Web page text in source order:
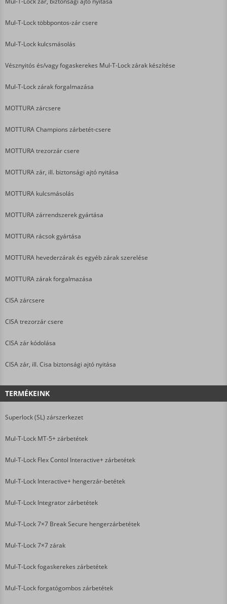
Mul-T-Lock többpontos-zár csere
Mul-T-Lock kulcsmásolás
Vésznyitós és/vagy fogaskerekes Mul-T-Lock zárak készítése
Mul-T-Lock zárak forgalmazása
MOTTURA zárcsere
MOTTURA Champions zárbetét-csere
MOTTURA trezorzár csere
MOTTURA zár, ill. biztonsági ajtó nyitása
MOTTURA kulcsmásolás
MOTTURA zárrendszerek gyártása
MOTTURA rácsok gyártása
MOTTURA hevederzárak és egyéb zárak szerelése
MOTTURA zárak forgalmazása
CISA zárcsere
CISA trezorzár csere
CISA zár kódolása
CISA zár, ill. Cisa biztonsági ajtó nyitása
TERMÉKEINK
Superlock (SL) zárszerkezet
Mul-T-Lock MT-5+ zárbetétek
Mul-T-Lock Flex Contol Interactive+ zárbetétek
Mul-T-Lock Interactive+ hengerzár-betétek
Mul-T-Lock Integrator zárbetétek
Mul-T-Lock 7×7 Break Secure hengerzárbetétek
Mul-T-Lock 7×7 zárak
Mul-T-Lock fogaskerekes zárbetétek
Mul-T-Lock forgatógombos zárbetétek